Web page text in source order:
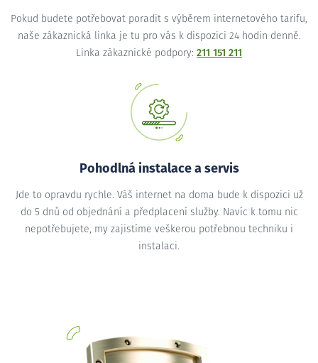
Pokud budete potřebovat poradit s výběrem internetového tarifu,
naše zákaznická linka je tu pro vás k dispozici 24 hodin denně.
Linka zákaznické podpory: 211 151 211
Pohodlná instalace a servis
Jde to opravdu rychle. Váš internet na doma bude k dispozici už
do 5 dnů od objednání a předplacení služby. Navíc k tomu nic
nepotřebujete, my zajistíme veškerou potřebnou techniku i
instalaci.